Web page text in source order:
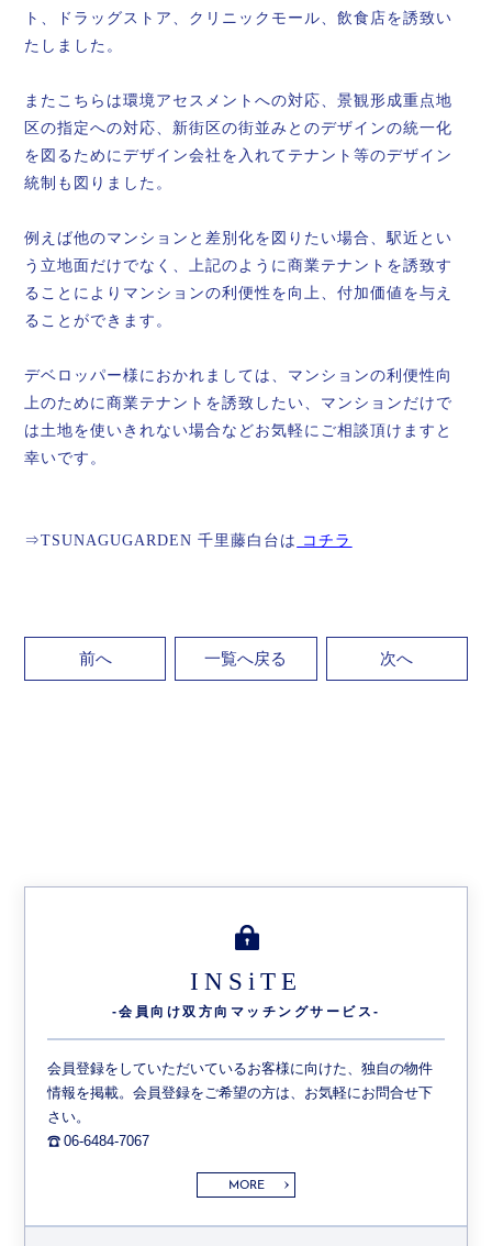
ト、ドラッグストア、クリニックモール、飲食店を誘致い
たしました。
またこちらは環境アセスメントへの対応、景観形成重点地
区の指定への対応、新街区の街並みとのデザインの統一化
を図るためにデザイン会社を入れてテナント等のデザイン
統制も図りました。
例えば他のマンションと差別化を図りたい場合、駅近とい
う立地面だけでなく、上記のように商業テナントを誘致す
ることによりマンションの利便性を向上、付加価値を与え
ることができます。
デベロッパー様におかれましては、マンションの利便性向
上のために商業テナントを誘致したい、マンションだけで
は土地を使いきれない場合などお気軽にご相談頂けますと
幸いです。
⇒TSUNAGUGARDEN 千里藤白台は コチラ
前へ 一覧へ戻る 次へ
INSiTE
-会員向け双方向 マッチングサービス-
会員登録をしていただいているお客様に向けた、独自の物件
情報を掲載。会員登録をご希望の方は、お気軽にお問合せ下
さい。
06-6484-7067
MORE